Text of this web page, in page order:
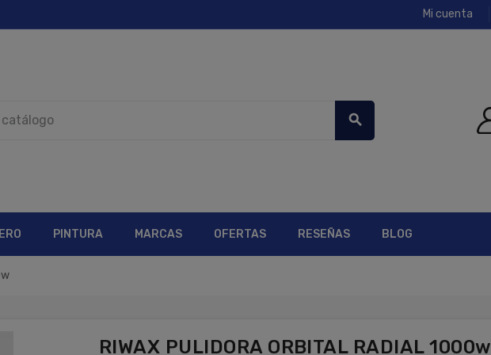
Mi cuenta
search
PINTURA MARCAS OFERTAS RESEÑAS BLOG
RIWAX PULIDORA ORBITAL RADIAL 1000w